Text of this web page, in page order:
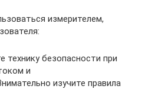
измерителем,
технику безопасности при
и
изучите правила